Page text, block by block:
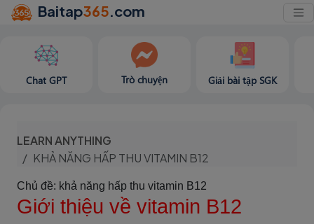
Baitap365.com
Chat GPT Trò chuyện Giải bài tập SGK
LEARN ANYTHING
KHẢ NĂNG HẤP THU VITAMIN B12
Chủ đề: khả năng hấp thu vitamin B12
Giới thiệu về vitamin B12